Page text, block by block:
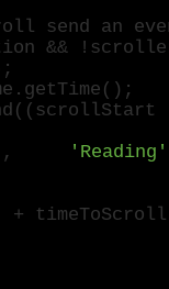
send an
&&
, 'Reading'
+